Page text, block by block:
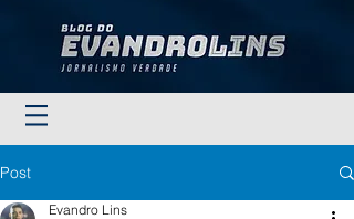
Post
Evandro Lins